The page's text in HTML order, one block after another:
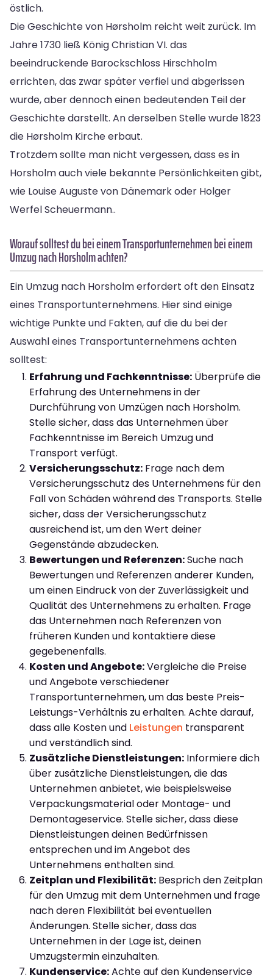
östlich.
Die Geschichte von Hørsholm reicht weit zurück. Im
Jahre 1730 ließ König Christian VI. das
beeindruckende Barockschloss Hirschholm
errichten, das zwar später verfiel und abgerissen
wurde, aber dennoch einen bedeutenden Teil der
Geschichte darstellt. An derselben Stelle wurde 1823
die Hørsholm Kirche erbaut.
Trotzdem sollte man nicht vergessen, dass es in
Horsholm auch viele bekannte Persönlichkeiten gibt,
wie Louise Auguste von Dänemark oder Holger
Werfel Scheuermann..
Worauf solltest du bei einem Transportunternehmen bei einem
Umzug nach Horsholm achten?
Ein Umzug nach Horsholm erfordert oft den Einsatz
eines Transportunternehmens. Hier sind einige
wichtige Punkte und Fakten, auf die du bei der
Auswahl eines Transportunternehmens achten
solltest:
Erfahrung und Fachkenntnisse: Überprüfe die
Erfahrung des Unternehmens in der
Durchführung von Umzügen nach Horsholm.
Stelle sicher, dass das Unternehmen über
Fachkenntnisse im Bereich Umzug und
Transport verfügt.
Versicherungsschutz: Frage nach dem
Versicherungsschutz des Unternehmens für den
Fall von Schäden während des Transports. Stelle
sicher, dass der Versicherungsschutz
ausreichend ist, um den Wert deiner
Gegenstände abzudecken.
Bewertungen und Referenzen:Suche nach
Bewertungen und Referenzen anderer Kunden,
um einen Eindruck von der Zuverlässigkeit und
Qualität des Unternehmens zu erhalten. Frage
das Unternehmen nach Referenzen von
früheren Kunden und kontaktiere diese
gegebenenfalls.
Kosten und Angebote:Vergleiche die Preise
und Angebote verschiedener
Transportunternehmen, um das beste Preis-
Leistungs-Verhältnis zu erhalten. Achte darauf,
dass alle Kosten und Leistungen transparent
und verständlich sind.
Zusätzliche Dienstleistungen: Informiere dich
über zusätzliche Dienstleistungen, die das
Unternehmen anbietet, wie beispielsweise
Verpackungsmaterial oder Montage- und
Demontageservice. Stelle sicher, dass diese
Dienstleistungen deinen Bedürfnissen
entsprechen und im Angebot des
Unternehmens enthalten sind.
Zeitplan und Flexibilität: Besprich den Zeitplan
für den Umzug mit dem Unternehmen und frage
nach deren Flexibilität bei eventuellen
Änderungen. Stelle sicher, dass das
Unternehmen in der Lage ist, deinen
Umzugstermin einzuhalten.
Kundenservice:Achte auf den Kundenservice